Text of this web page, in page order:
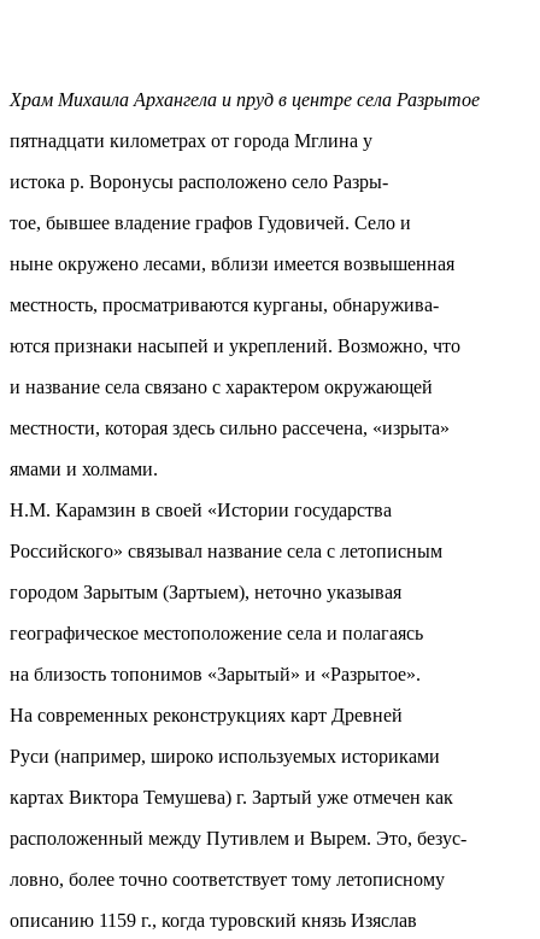
Храм Михаила Архангела и пруд в центре села Разрытое
пятнадцати километрах от города Мглина у
истока р. Воронусы расположено село Разры-
тое, бывшее владение графов Гудовичей. Село и
ныне окружено лесами, вблизи имеется возвышенная
местность, просматриваются курганы, обнаружива-
ются признаки насыпей и укреплений. Возможно, что
и название села связано с характером окружающей
местности, которая здесь сильно рассечена, «изрыта»
ямами и холмами.
Н.М. Карамзин в своей «Истории государства
Российского» связывал название села с летописным
городом Зарытым (Зартыем), неточно указывая
географическое местоположение села и полагаясь
на близость топонимов «Зарытый» и «Разрытое».
На современных реконструкциях карт Древней
Руси (например, широко используемых историками
картах Виктора Темушева) г. Зартый уже отмечен как
расположенный между Путивлем и Вырем. Это, безус-
ловно, более точно соответствует тому летописному
описанию 1159 г., когда туровский князь Изяслав